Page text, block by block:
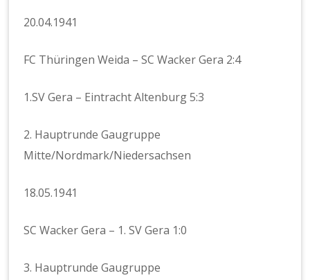
20.04.1941
FC Thüringen Weida – SC Wacker Gera 2:4
1.SV Gera – Eintracht Altenburg 5:3
2. Hauptrunde Gaugruppe
Mitte/Nordmark/Niedersachsen
18.05.1941
SC Wacker Gera – 1. SV Gera 1:0
3. Hauptrunde Gaugruppe